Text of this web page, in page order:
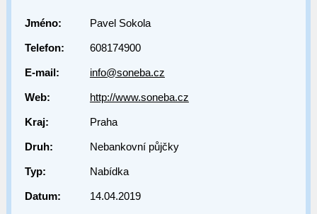
Jméno: Pavel Sokola
Telefon: 608174900
E-mail: info@soneba.cz
Web: http://www.soneba.cz
Kraj: Praha
Druh: Nebankovní půjčky
Typ: Nabídka
Datum: 14.04.2019